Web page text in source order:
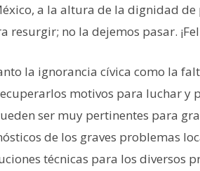
a la altura de la dignidad
no la dejemos pasar.
la ignorancia cívica como la
motivos para luchar y
ser muy pertinentes para
de los graves problemas
técnicas para los diversos